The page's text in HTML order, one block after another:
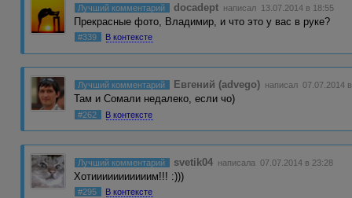
Лучший комментарий docadept написал 13.07.2014 в 18:55
Прекрасные фото, Владимир, и что это у вас в руке?
#339 В контексте
Лучший комментарий Евгений (advego) написал 07.07.2014
Там и Сомали недалеко, если чо)
#262 В контексте
Лучший комментарий svetik04 написала 07.07.2014 в 23:28
Хотииииииииииим!!! :)))
#295 В контексте